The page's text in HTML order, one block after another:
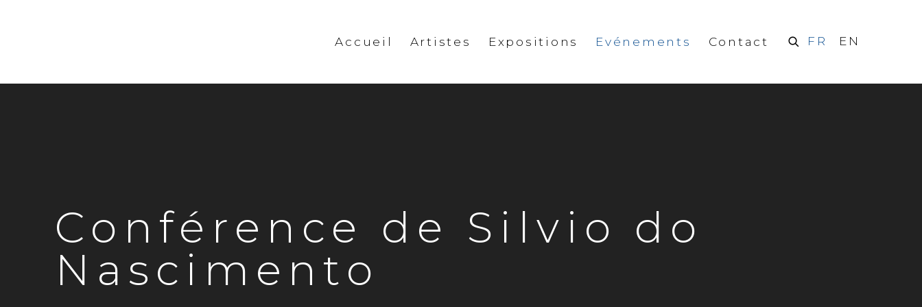
Accueil Artistes Expositions Evénements Contact FR EN
Conférence de Silvio do
Nascimento